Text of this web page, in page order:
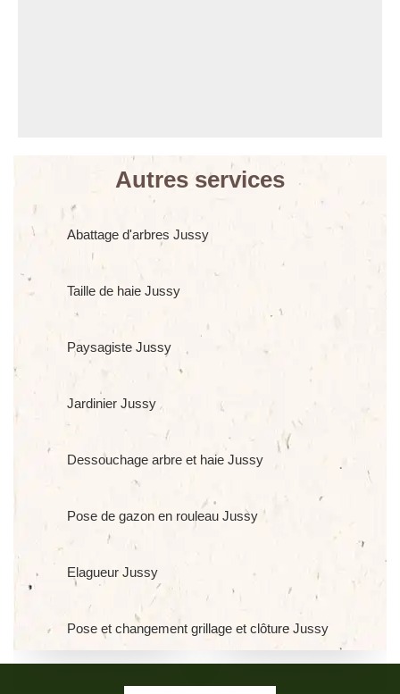
Autres services
Abattage d'arbres Jussy
Taille de haie Jussy
Paysagiste Jussy
Jardinier Jussy
Dessouchage arbre et haie Jussy
Pose de gazon en rouleau Jussy
Elagueur Jussy
Pose et changement grillage et clôture Jussy